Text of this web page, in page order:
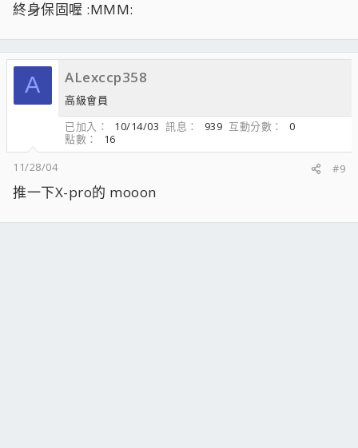
終身保固喔 :MMM:
A ALexccp358
高級會員
已加入
10/14/03 訊息 939 互動分數
0
點數
16
11/28/04
#9
推一下X-pro的 mooon